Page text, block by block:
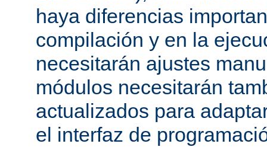
haya diferencias
compilación y en la
necesitarán ajustes
módulos necesitarán
actualizados para
el interfaz de